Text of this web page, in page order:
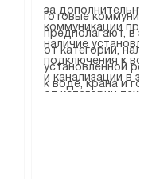
за
коммуникации
наличие
подключения к
и канализации в
от категории
Готовые
предполагают, в
от категории,
установленной
к воде, крана и